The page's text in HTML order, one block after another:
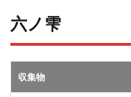
六ノ雫
収集物